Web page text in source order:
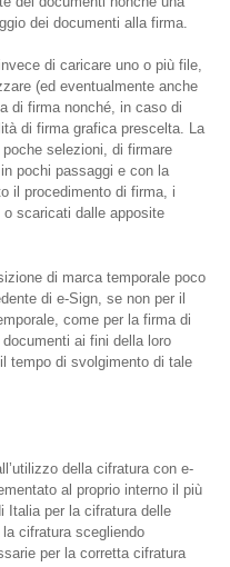
dei documenti alla firma.
di caricare uno o più file,
(ed eventualmente anche
di firma nonché, in caso di
di firma grafica prescelta. La
selezioni, di firmare
pochi passaggi e con la
il procedimento di firma, i
scaricati dalle apposite
di marca temporale poco
di e-Sign, se non per il
come per la firma di
ai fini della loro
tempo di svolgimento di tale
della cifratura con e-
al proprio interno il più
Italia per la cifratura delle
la cifratura scegliendo
per la corretta cifratura